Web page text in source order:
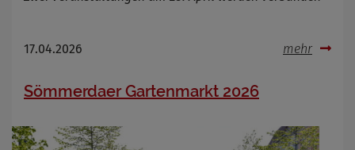
17.04.2026 mehr
Sömmerdaer Gartenmarkt 2026